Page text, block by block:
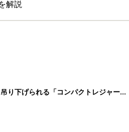
解説
り下げられる「コンパクトレジャーシ